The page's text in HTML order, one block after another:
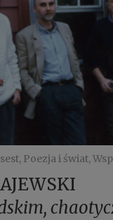
Poezja i świat,